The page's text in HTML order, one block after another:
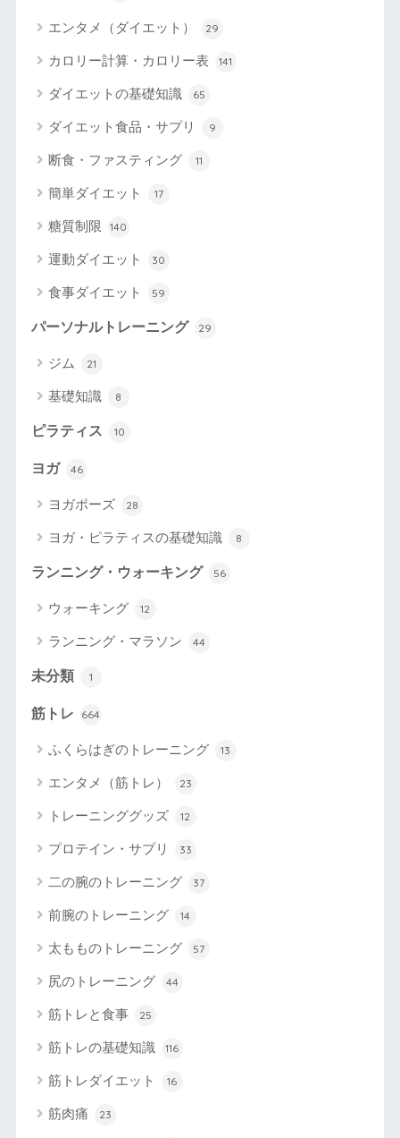
エンタメ（ダイエット） 29
カロリー計算・カロリー表 141
ダイエットの基礎知識 65
ダイエット食品・サプリ 9
断食・ファスティング 11
簡単ダイエット 17
糖質制限 140
運動ダイエット 30
食事ダイエット 59
パーソナルトレーニング 29
ジム 21
基礎知識 8
ピラティス 10
ヨガ 46
ヨガポーズ 28
ヨガ・ピラティスの基礎知識 8
ランニング・ウォーキング 56
ウォーキング 12
ランニング・マラソン 44
未分類 1
筋トレ 664
ふくらはぎのトレーニング 13
エンタメ（筋トレ） 23
トレーニンググッズ 12
プロテイン・サプリ 33
二の腕のトレーニング 37
前腕のトレーニング 14
太もものトレーニング 57
尻のトレーニング 44
筋トレと食事 25
筋トレの基礎知識 116
筋トレダイエット 16
筋肉痛 23